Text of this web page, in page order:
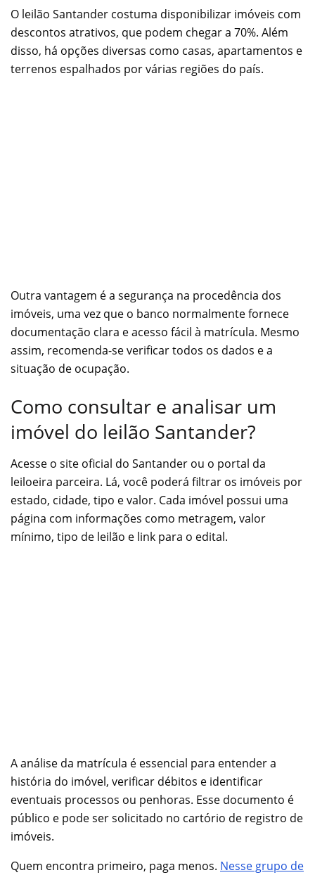
O leilão Santander costuma disponibilizar imóveis com
descontos atrativos, que podem chegar a 70%. Além
disso, há opções diversas como casas, apartamentos e
terrenos espalhados por várias regiões do país.
Outra vantagem é a segurança na procedência dos
imóveis, uma vez que o banco normalmente fornece
documentação clara e acesso fácil à matrícula. Mesmo
assim, recomenda-se verificar todos os dados e a
situação de ocupação.
Como consultar e analisar um
imóvel do leilão Santander?
Acesse o site oficial do Santander ou o portal da
leiloeira parceira. Lá, você poderá filtrar os imóveis por
estado, cidade, tipo e valor. Cada imóvel possui uma
página com informações como metragem, valor
mínimo, tipo de leilão e link para o edital.
A análise da matrícula é essencial para entender a
história do imóvel, verificar débitos e identificar
eventuais processos ou penhoras. Esse documento é
público e pode ser solicitado no cartório de registro de
imóveis.
Quem encontra primeiro, paga menos. Nesse grupo de